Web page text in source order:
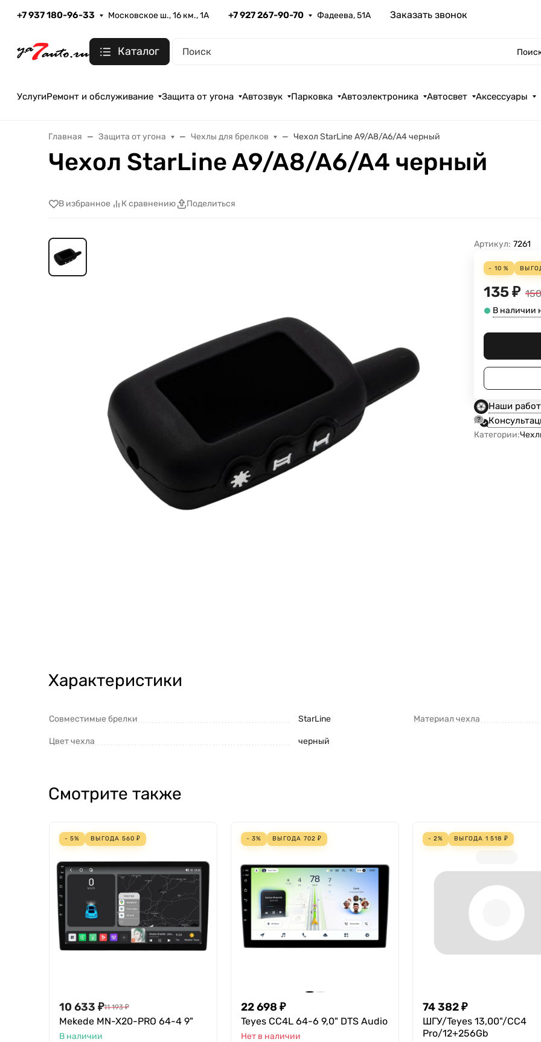
+7 937 180-96-33 Московское ш., 16 км., 1А +7 927 267-90-70 Фадеева, 51А Заказать звонок
Каталог
УслугиРемонт и обслуживание Защита от угона Автозвук Парковка Автоэлектроника Автосвет Аксессуары
Главная Защита от угона Чехлы для брелков Чехол StarLine A9/A8/A6/A4 черный
Чехол StarLine A9/A8/A6/A4 черный
В избранное К сравнению Поделиться
Артикул: 7261
- 10 %
135₽ 150
В наличии
Наши
Категории:
Характеристики
Совместимые брелки StarLine
Цвет чехла черный
Материал чехла
Смотрите также
- 5% ВЫГОДА 560 ₽
10 633 ₽11 193 ₽
Mekede MN-X20-PRO 64-4 9"
В наличии
- 3% ВЫГОДА 702 ₽
22 698 ₽
Teyes CC4L 64-6 9,0" DTS Audio
Нет в наличии
- 2% ВЫГОДА 1 518 ₽
74 382₽
ШГУ/Teyes 13,00"/CC4
Pro/12+256Gb